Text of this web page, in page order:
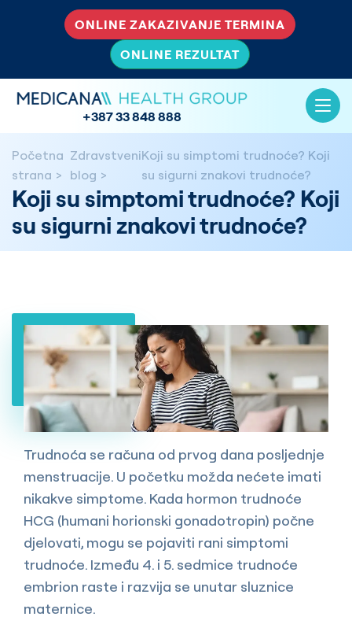
ONLINE ZAKAZIVANJE TERMINA
ONLINE REZULTAT
+387 33 848 888
Početna
strana
Zdravstveni
blog
Koji su simptomi trudnoće? Koji
su sigurni znakovi trudnoće?
Koji su simptomi trudnoće? Koji
su sigurni znakovi trudnoće?
Trudnoća se računa od prvog dana posljednje
menstruacije. U početku možda nećete imati
nikakve simptome. Kada hormon trudnoće
HCG (humani horionski gonadotropin) počne
djelovati, mogu se pojaviti rani simptomi
trudnoće. Između 4. i 5. sedmice trudnoće
embrion raste i razvija se unutar sluznice
maternice.